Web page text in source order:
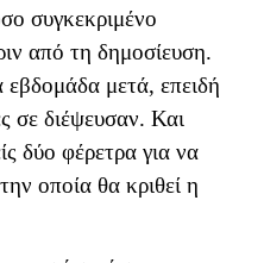
συγκεκριμένο
από τη δημοσίευση.
εβδομάδα μετά, επειδή
σε διέψευσαν. Και
δύο φέρετρα για να
οποία θα κριθεί η